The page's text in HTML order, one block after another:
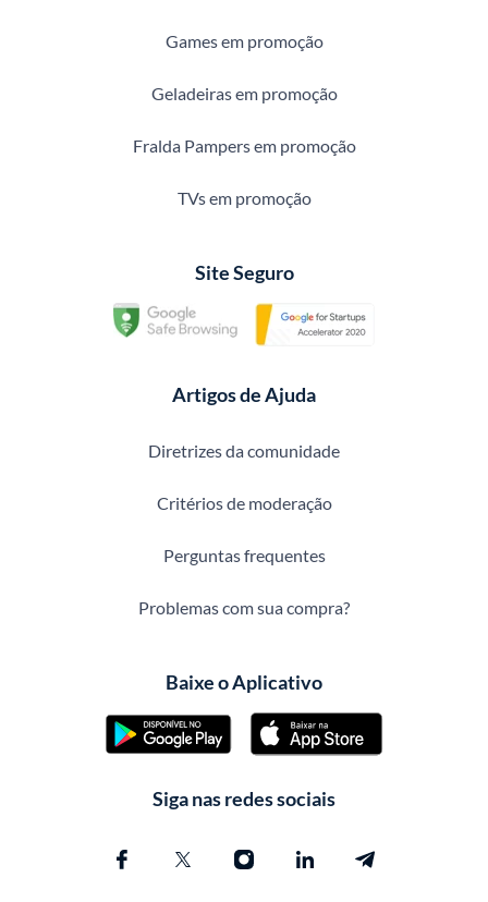
Games em promoção
Geladeiras em promoção
Fralda Pampers em promoção
TVs em promoção
Site Seguro
Artigos de Ajuda
Diretrizes da comunidade
Critérios de moderação
Perguntas frequentes
Problemas com sua compra?
Baixe o Aplicativo
Siga nas redes sociais